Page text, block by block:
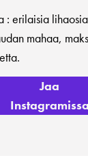
: erilaisia
mahaa,
Jaa
Instagramissa